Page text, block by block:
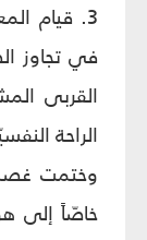
3. قيام
في تجاوز
القربى
الراحة
وختمت
خاصّاً إلى